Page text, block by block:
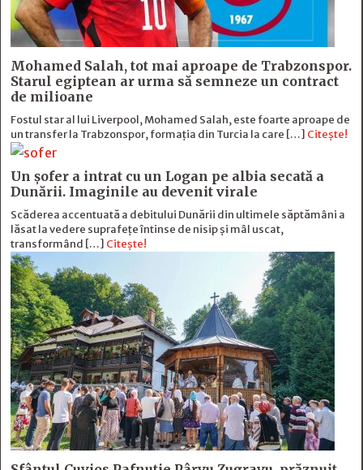
Mohamed Salah, tot mai aproape de Trabzonspor.
Starul egiptean ar urma să semneze un contract
de milioane
Fostul star al lui Liverpool, Mohamed Salah, este foarte aproape de
un transfer la Trabzonspor, formația din Turcia la care […] Citește!
Un șofer a intrat cu un Logan pe albia secată a
Dunării. Imaginile au devenit virale
Scăderea accentuată a debitului Dunării din ultimele săptămâni a
lăsat la vedere suprafețe întinse de nisip și mâl uscat,
transformând […] Citește!